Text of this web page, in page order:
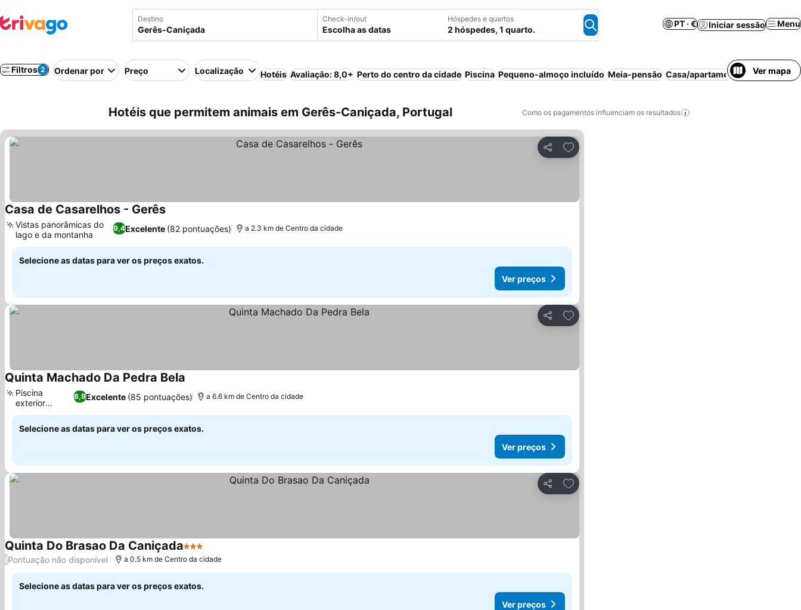
Destino Check-in/out
Escolha as datas
Hóspedes e quartos
2 hóspedes, 1 quarto.
PT · € Iniciar sessão Menu
Filtros 2 Ordenar por Preço Localização Hotéis Avaliação: 8,0+ Perto do centro da cidade Piscina Pequeno-almoço incluído Meia-pensão Casa/apartamento inteiroVer mapa
Hotéis que permitem animais em Gerês-Caniçada, Portugal Como os pagamentos influenciam os resultados
Partilhar
Adicionar aos favoritos
Casa de Casarelhos - Gerês
9,4Excelente (82 pontuações)
Vistas panorâmicas do
lago e da montanha
a 2.3 km de Centro da cidade
Selecione as datas para ver os preços exatos.
Ver preços
Partilhar
Adicionar aos favoritos
Quinta Machado Da Pedra Bela
8,9Excelente (85 pontuações)
Piscina
exterior
privada
a 6.6 km de Centro da cidade
Selecione as datas para ver os preços exatos.
Ver preços
Partilhar
Adicionar aos favoritos
Quinta Do Brasao Da Caniçada3 Estrelas
/Pontuação não disponível a 0.5 km de Centro da cidade
Selecione as datas para ver os preços exatos.
Ver preços